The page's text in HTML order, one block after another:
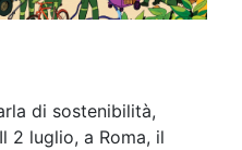
Recco
di sostenibilità,
2 luglio, a Roma, il